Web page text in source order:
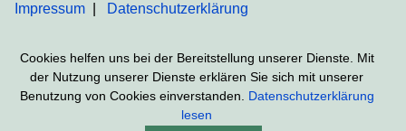
Impressum Datenschutzerklärung
Cookies helfen uns bei der Bereitstellung unserer Dienste. Mit
der Nutzung unserer Dienste erklären Sie sich mit unserer
Benutzung von Cookies einverstanden. Datenschutzerklärung
lesen